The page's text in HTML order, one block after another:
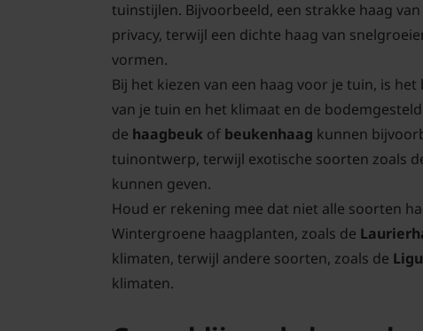
tuinstijlen. Bijvoorbeeld, een strakke haag van
privacy, terwijl een dichte haag van
vormen.
Bij het kiezen van een haag voor je tuin, is
van je tuin en het klimaat en de
de haagbeuk of beukenhaag kunnen
tuinontwerp, terwijl exotische soorten zoals
kunnen geven.
Houd er rekening mee dat niet alle soorten
Wintergroene haagplanten, zoals de
klimaten, terwijl andere soorten, zoals de
klimaten.